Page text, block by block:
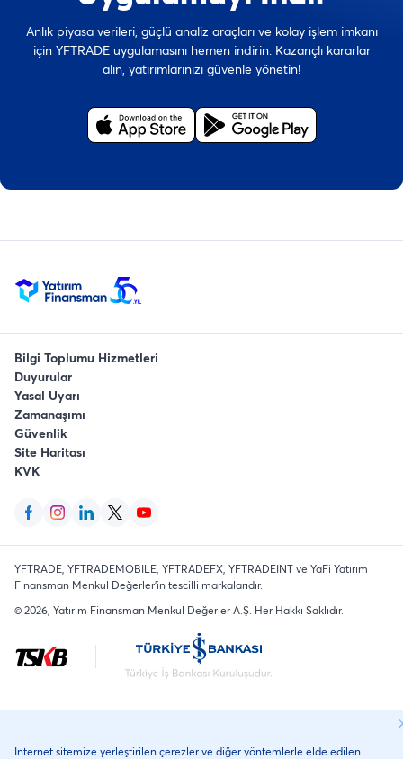
Anlık piyasa verileri, güçlü analiz araçları ve kolay işlem imkanı
için YFTRADE uygulamasını hemen indirin. Kazançlı kararlar
alın, yatırımlarınızı güvenle yönetin!
Bilgi Toplumu Hizmetleri
Duyurular
Yasal Uyarı
Zamanaşımı
Güvenlik
Site Haritası
KVK
YFTRADE, YFTRADEMOBILE, YFTRADEFX, YFTRADEINT ve YaFi Yatırım
Finansman Menkul Değerler'in tescilli markalarıdır.
©2026 , Yatırım Finansman Menkul Değerler A.Ş. Her Hakkı Saklıdır.
İnternet sitemize yerleştirilen çerezler ve diğer yöntemlerle elde edilen